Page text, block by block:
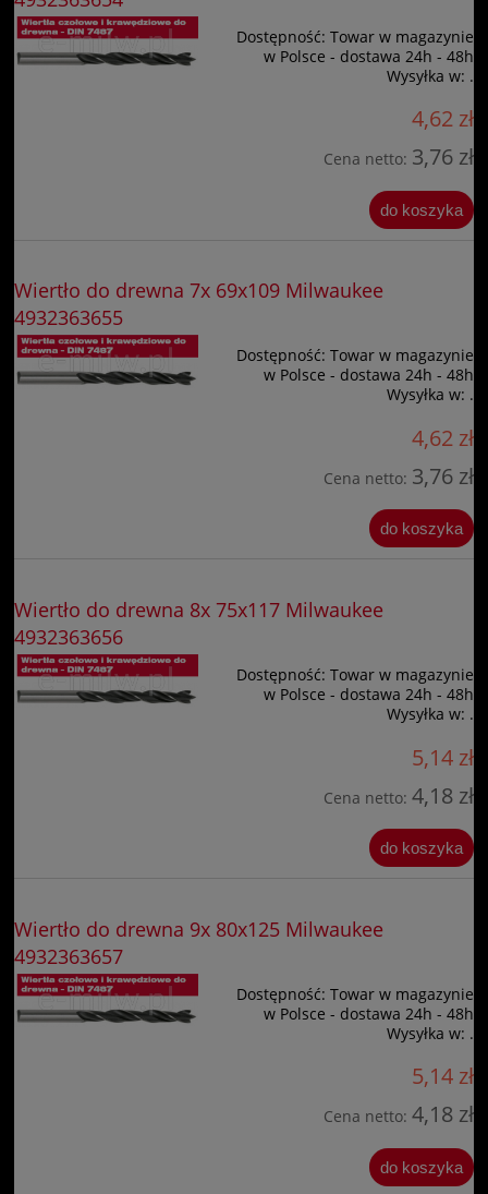
Dostępność: Towar w magazynie
w Polsce - dostawa 24h - 48h
Wysyłka w: .
4,62 zł
Cena netto: 3,76 zł
do koszyka
Wiertło do drewna 7x 69x109 Milwaukee
4932363655
Dostępność: Towar w magazynie
w Polsce - dostawa 24h - 48h
Wysyłka w: .
4,62 zł
Cena netto: 3,76 zł
do koszyka
Wiertło do drewna 8x 75x117 Milwaukee
4932363656
Dostępność: Towar w magazynie
w Polsce - dostawa 24h - 48h
Wysyłka w: .
5,14 zł
Cena netto: 4,18 zł
do koszyka
Wiertło do drewna 9x 80x125 Milwaukee
4932363657
Dostępność: Towar w magazynie
w Polsce - dostawa 24h - 48h
Wysyłka w: .
5,14 zł
Cena netto: 4,18 zł
do koszyka